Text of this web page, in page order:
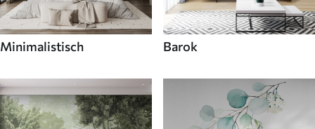
Minimalistisch Barok